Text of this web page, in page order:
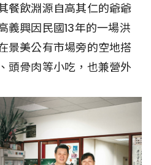
餐飲淵源自高其仁的爺爺
義興因民國13年的一場洪
景美公有市場旁的空地搭
頭骨肉等小吃，也兼營外